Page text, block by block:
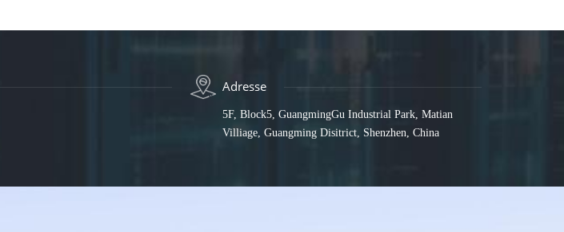
Adresse
5F, Block5, GuangmingGu Industrial Park, Matian
Villiage, Guangming Disitrict, Shenzhen, China